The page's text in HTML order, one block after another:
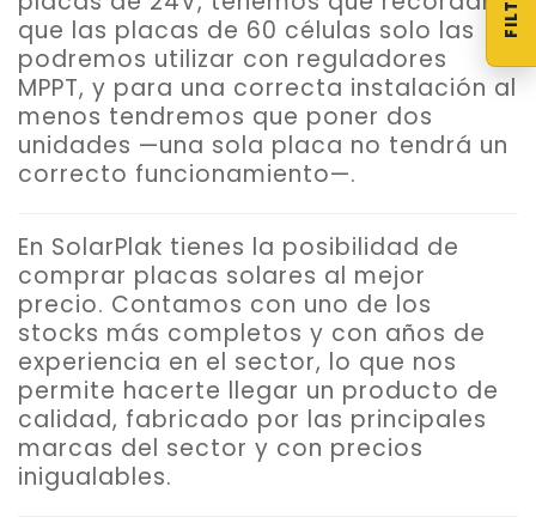
que las placas de 60 células solo las
podremos utilizar con reguladores
MPPT, y para una correcta instalación al
menos tendremos que poner dos
unidades —una sola placa no tendrá un
correcto funcionamiento—.
En SolarPlak tienes la posibilidad de
comprar placas solares al mejor
precio. Contamos con uno de los
stocks más completos y con años de
experiencia en el sector, lo que nos
permite hacerte llegar un producto de
calidad, fabricado por las principales
marcas del sector y con precios
inigualables.